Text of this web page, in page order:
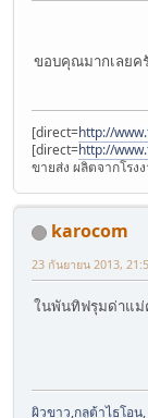
ขอบคุณมากเลยค
[direct=http://
[direct=http://
ขายส่ง ผลิตจากโรง
karocom
23 กันยายน 2013,
ในพันทิฟรุมด่าแม่
ผิวขาว,กลูต้าไธโอน,